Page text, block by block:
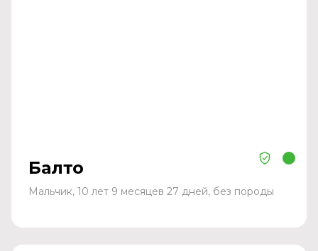
Балто
Мальчик, 10 лет 9 месяцев 27 дней, без породы